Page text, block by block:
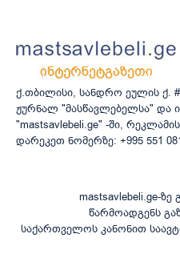
ქ.თბილისი, სანდრო ეულის ქ.
ჟურნალ "მასწავლებელსა" და
"mastsavlebeli.ge" -ში,
დარეკეთ ნომერზე: +995 551
mastsavlebeli.ge-
წარმოადგენს
საქართველოს კანონით